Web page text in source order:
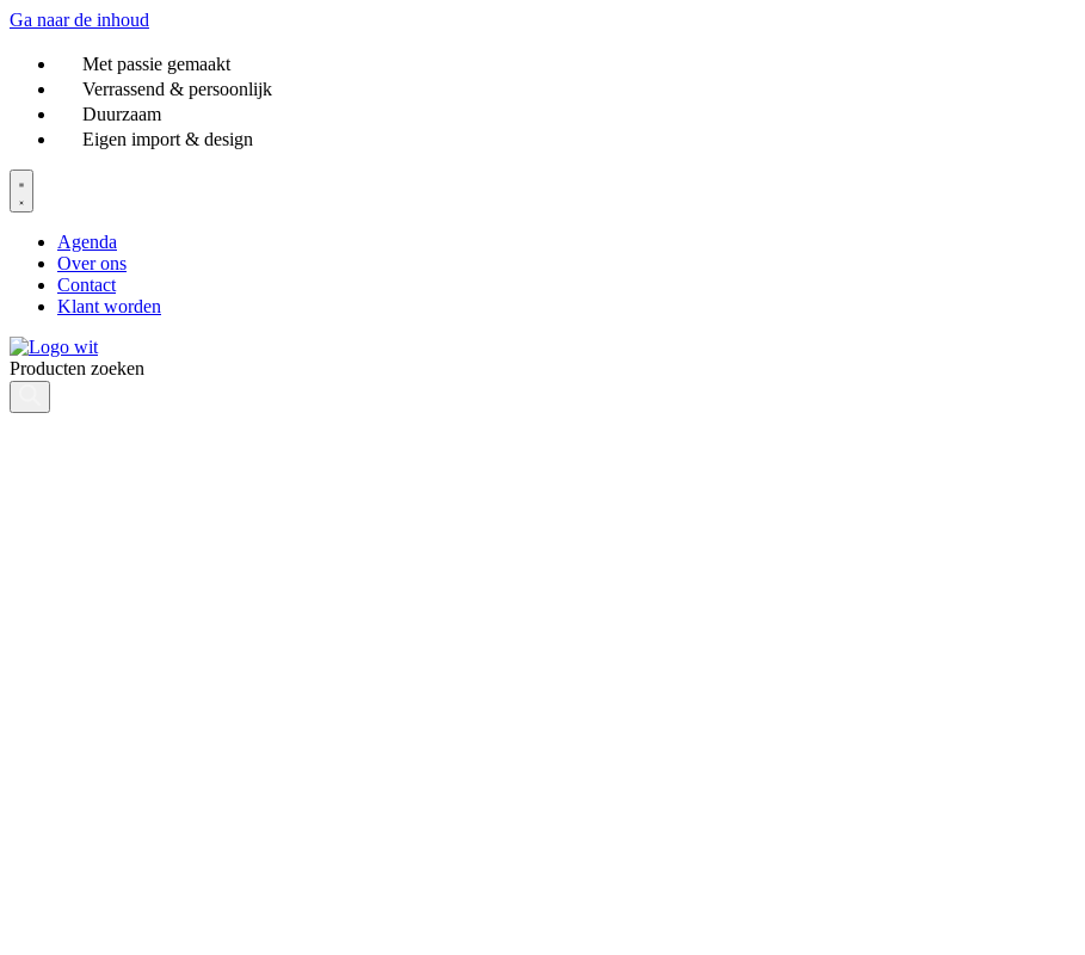
Ga naar de inhoud
Met passie gemaakt
Verrassend & persoonlijk
Duurzaam
Eigen import & design
Agenda
Over ons
Contact
Klant worden
Producten zoeken